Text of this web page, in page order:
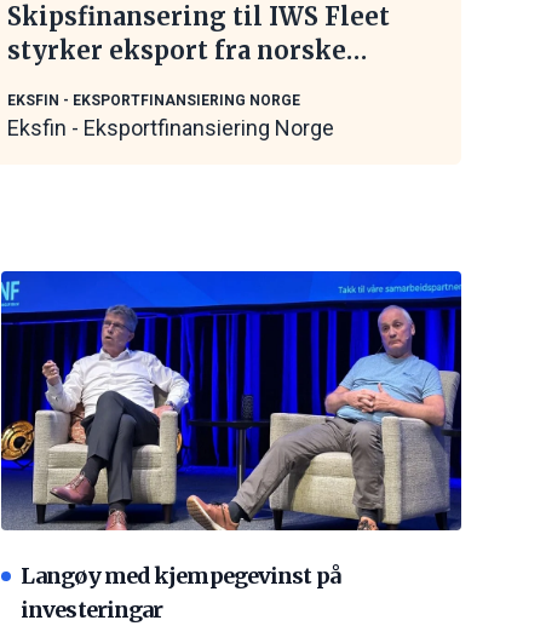
Skipsfinansering til IWS Fleet
styrker eksport fra norske
EKSFIN - EKSPORTFINANSIERING NORGE
Eksfin - Eksportfinansiering Norge
Langøy med kjempegevinst på
investeringar